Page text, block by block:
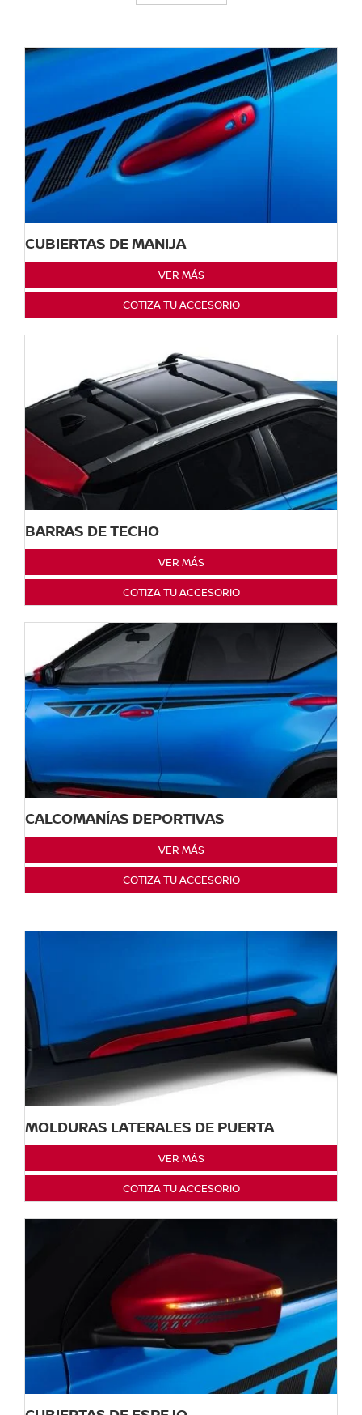
CUBIERTAS DE MANIJA
VER MÁS
COTIZA TU ACCESORIO
BARRAS DE TECHO
VER MÁS
COTIZA TU ACCESORIO
CALCOMANÍAS DEPORTIVAS
VER MÁS
COTIZA TU ACCESORIO
MOLDURAS LATERALES DE PUERTA
VER MÁS
COTIZA TU ACCESORIO